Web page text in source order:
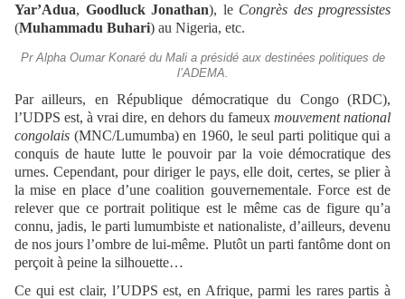
Yar’Adua, Goodluck Jonathan), le Congrès des progressistes
(Muhammadu Buhari) au Nigeria, etc.
Pr Alpha Oumar Konaré du Mali a présidé aux destinées politiques de
l’ADEMA.
Par ailleurs, en République démocratique du Congo (RDC),
l’UDPS est, à vrai dire, en dehors du fameux mouvement national
congolais (MNC/Lumumba) en 1960, le seul parti politique qui a
conquis de haute lutte le pouvoir par la voie démocratique des
urnes. Cependant, pour diriger le pays, elle doit, certes, se plier à
la mise en place d’une coalition gouvernementale. Force est de
relever que ce portrait politique est le même cas de figure qu’a
connu, jadis, le parti lumumbiste et nationaliste, d’ailleurs, devenu
de nos jours l’ombre de lui-même. Plutôt un parti fantôme dont on
perçoit à peine la silhouette…
Ce qui est clair, l’UDPS est, en Afrique, parmi les rares partis à